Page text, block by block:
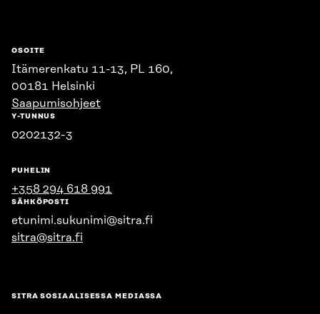
OSOITE
Itämerenkatu 11-13, PL 160,
00181 Helsinki
Saapumisohjeet
Y-TUNNUS
0202132-3
PUHELIN
+358 294 618 991
SÄHKÖPOSTI
etunimi.sukunimi@sitra.fi
sitra@sitra.fi
SITRA SOSIAALISESSA MEDIASSA